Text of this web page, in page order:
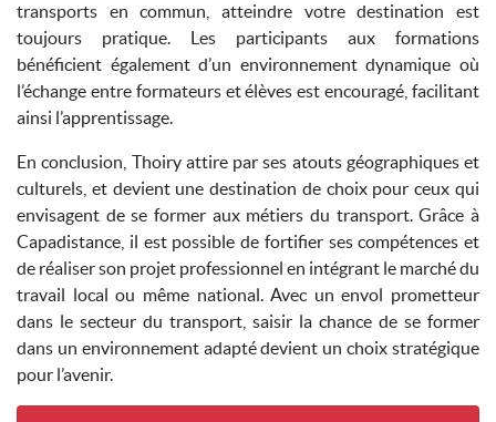
transports en commun, atteindre votre destination est
toujours pratique. Les participants aux formations
bénéficient également d’un environnement dynamique où
l’échange entre formateurs et élèves est encouragé, facilitant
ainsi l’apprentissage.
En conclusion, Thoiry attire par ses atouts géographiques et
culturels, et devient une destination de choix pour ceux qui
envisagent de se former aux métiers du transport. Grâce à
Capadistance, il est possible de fortifier ses compétences et
de réaliser son projet professionnel en intégrant le marché du
travail local ou même national. Avec un envol prometteur
dans le secteur du transport, saisir la chance de se former
dans un environnement adapté devient un choix stratégique
pour l’avenir.